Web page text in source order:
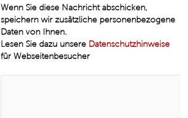
Wenn Sie diese Nachricht abschicken,
speichern wir zusätzliche personenbezogene
Daten von Ihnen.
Lesen Sie dazu unsere Datenschutzhinweise
für Webseitenbesucher